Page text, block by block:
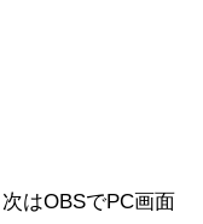
はOBSでPC画面